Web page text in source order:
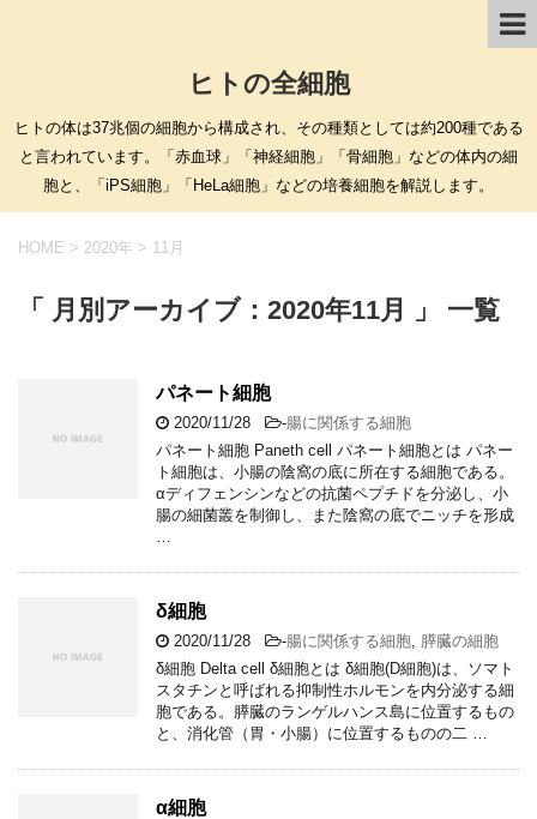
ヒトの全細胞
ヒトの体は37兆個の細胞から構成され、その種類としては約200種である
と言われています。「赤血球」「神経細胞」「骨細胞」などの体内の細
胞と、「iPS細胞」「HeLa細胞」などの培養細胞を解説します。
HOME > 2020年 > 11月
「 月別アーカイブ：2020年11月 」 一覧
パネート細胞
2020/11/28 -腸に関係する細胞
パネート細胞 Paneth cell パネート細胞とは パネー
ト細胞は、小腸の陰窩の底に所在する細胞である。
αディフェンシンなどの抗菌ペプチドを分泌し、小
腸の細菌叢を制御し、また陰窩の底でニッチを形成
δ細胞
2020/11/28 -腸に関係する細胞 膵臓の細胞
δ細胞 Delta cell δ細胞とは δ細胞(D細胞)は、ソマト
スタチンと呼ばれる抑制性ホルモンを内分泌する細
胞である。膵臓のランゲルハンス島に位置するもの
と、消化管（胃・小腸）に位置するものの二 …
α細胞